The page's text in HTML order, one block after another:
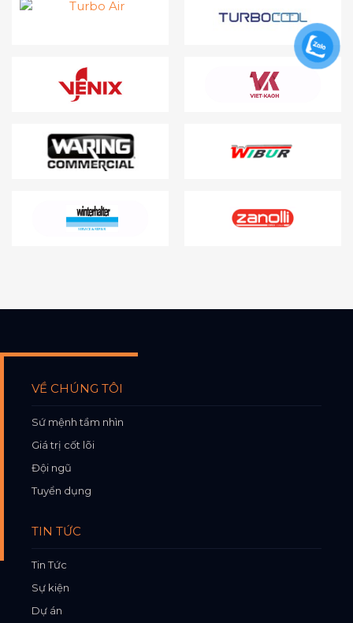
VỀ CHÚNG TÔI
Sứ mệnh tầm nhìn
Giá trị cốt lõi
Đội ngũ
Tuyển dụng
TIN TỨC
Tin Tức
Sự kiện
Dự án